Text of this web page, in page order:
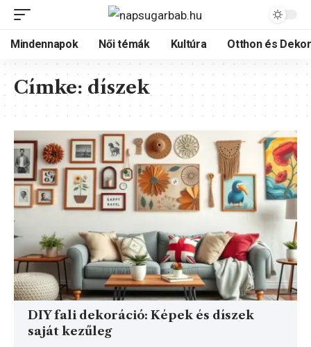
Mindennapok Női témák Kultúra Otthon és
Címke: díszek
DIY fali dekoráció: Képek és díszek
saját kezűleg